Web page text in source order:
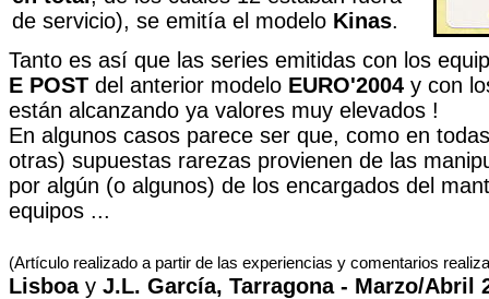
de servicio), se emitía el modelo Kinas.
Tanto es así que las series emitidas con los
E POST del anterior modelo EURO'2004 y con
están alcanzando ya valores muy elevados !
En algunos casos parece ser que, como en
otras) supuestas rarezas provienen de las
por algún (o algunos) de los encargados del
equipos ...
(Artículo realizado a partir de las experiencias y comentarios
Lisboay J.L. García, Tarragona - Marzo/Abril